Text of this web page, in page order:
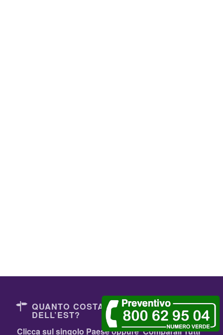
QUANTO COSTANO I DENTISTI
DELL’EST?
Clicca sul singolo Paese oppureComparali Tutti